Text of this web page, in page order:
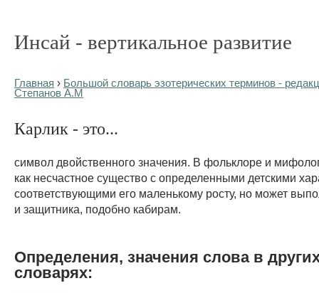
Инсай - вертикальное развитие
Главная › Большой словарь эзотерических терминов -
Степанов А.М
Карлик - это...
символ двойственного значения. В фольклоре и
как несчастное существо с определенными детскими
соответствующими его маленькому росту, но может
и защитника, подобно кабирам.
Определения, значения слова в
словарях: